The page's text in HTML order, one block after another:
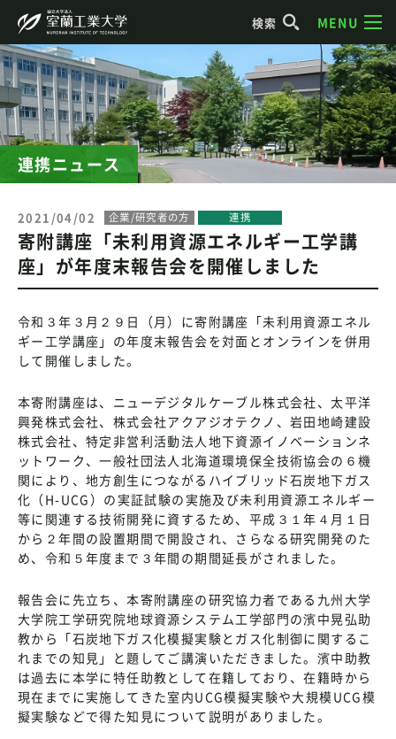
検索 MENU
連携ニュース
2021/04/02 企業/研究者の方 連携
寄附講座「未利用資源エネルギー工学講
座」が年度末報告会を開催しました
令和３年３月２９日（月）に寄附講座「未利用資源エネル
ギー工学講座」の年度末報告会を対面とオンラインを併用
して開催しました。
本寄附講座は、ニューデジタルケーブル株式会社、太平洋
興発株式会社、株式会社アクアジオテクノ、岩田地崎建設
株式会社、特定非営利活動法人地下資源イノベーションネ
ットワーク、一般社団法人北海道環境保全技術協会の６機
関により、地方創生につながるハイブリッド石炭地下ガス
化（H-UCG）の実証試験の実施及び未利用資源エネルギー
等に関連する技術開発に資するため、平成３１年４月１日
から２年間の設置期間で開設され、さらなる研究開発のた
め、令和５年度まで３年間の期間延長がされました。
報告会に先立ち、本寄附講座の研究協力者である九州大学
大学院工学研究院地球資源システム工学部門の濱中晃弘助
教から「石炭地下ガス化模擬実験とガス化制御に関するこ
れまでの知見」と題してご講演いただきました。濱中助教
は過去に本学に特任助教として在籍しており、在籍時から
現在までに実施してきた室内UCG模擬実験や大規模UCG模
擬実験などで得た知見について説明がありました。